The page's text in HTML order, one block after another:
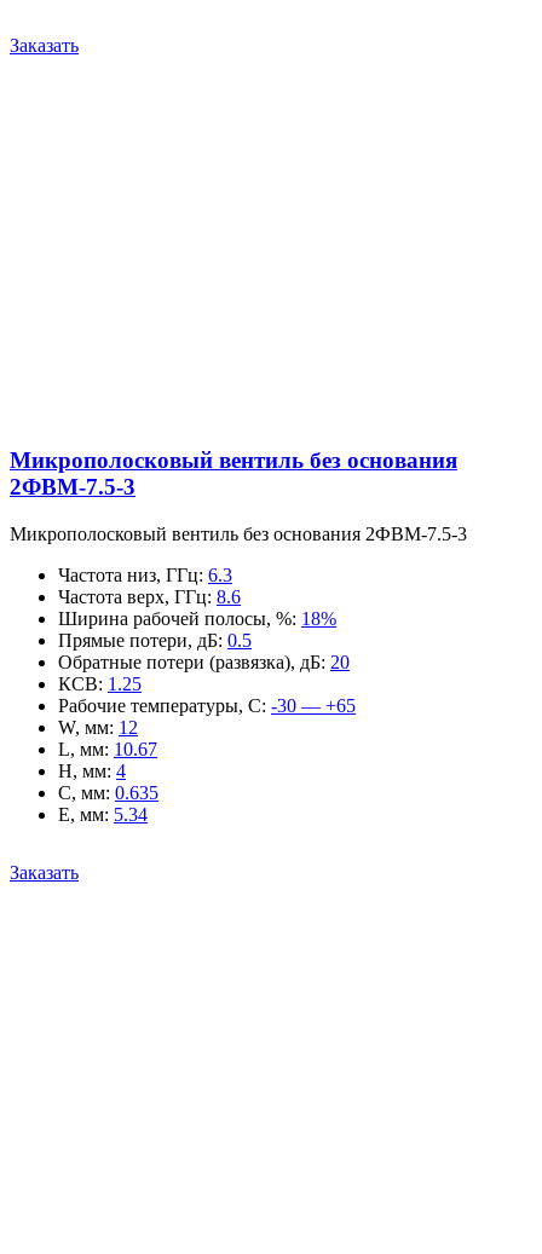
Заказать
Микрополосковый вентиль без основания
2ФВМ-7.5-3
Микрополосковый вентиль без основания 2ФВМ-7.5-3
Частота низ, ГГц: 6.3
Частота верх, ГГц: 8.6
Ширина рабочей полосы, %: 18%
Прямые потери, дБ: 0.5
Обратные потери (развязка), дБ: 20
КСВ: 1.25
Рабочие температуры, С: -30 — +65
W, мм: 12
L, мм: 10.67
H, мм: 4
C, мм: 0.635
E, мм: 5.34
Заказать